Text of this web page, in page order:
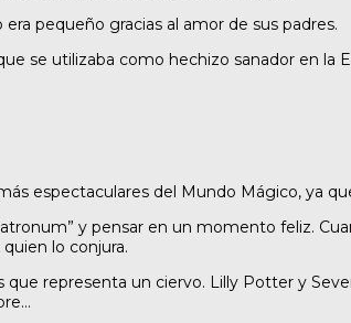
pequeño gracias al amor de sus padres.
se utilizaba como hechizo sanador en
espectaculares del Mundo Mágico, ya
y pensar en un momento feliz.
lo conjura.
representa un ciervo. Lilly Potter y